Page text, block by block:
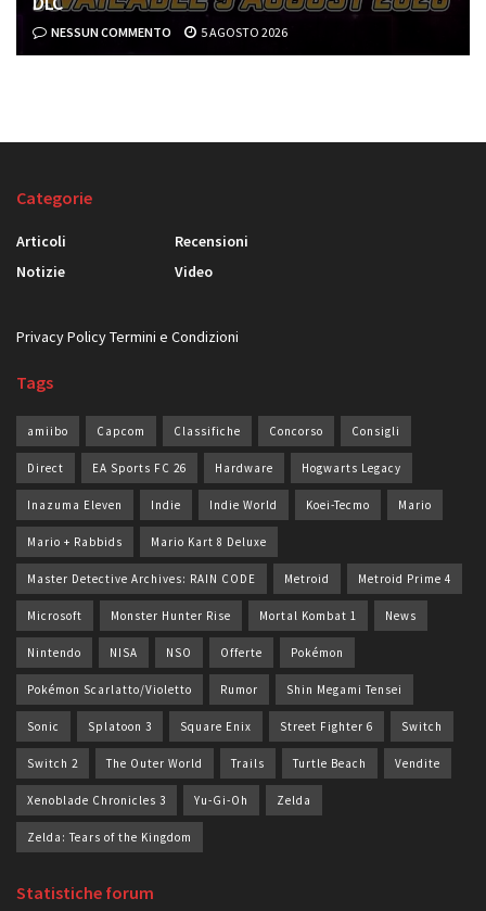
NESSUN COMMENTO 5 AGOSTO 2026
Categorie
Articoli
Notizie
Recensioni
Video
Privacy PolicyTermini e Condizioni
Tags
amiibo Capcom Classifiche Concorso Consigli
Direct EA Sports FC 26 Hardware Hogwarts Legacy
Inazuma Eleven Indie Indie World Koei-Tecmo Mario
Mario + Rabbids Mario Kart 8 Deluxe
Master Detective Archives: RAIN CODE Metroid Metroid Prime 4
Microsoft Monster Hunter Rise Mortal Kombat 1 News
Nintendo NISA NSO Offerte Pokémon
Pokémon Scarlatto/Violetto Rumor Shin Megami Tensei
Sonic Splatoon 3 Square Enix Street Fighter 6 Switch
Switch 2 The Outer World Trails Turtle Beach Vendite
Xenoblade Chronicles 3 Yu-Gi-Oh Zelda
Zelda: Tears of the Kingdom
Statistiche forum